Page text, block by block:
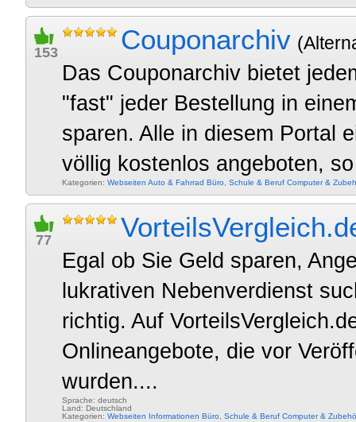
153 Couponarchiv
Das Couponarchiv bietet
"fast" jeder Bestellung in
sparen. Alle in diesem Portal
völlig kostenlos angeboten,
Kategorien: Webseiten Auto & Fahrrad Büro, Schule & Beruf Computer &
77
Egal ob Sie Geld sparen,
lukrativen Nebenverdienst
richtig. Auf
Onlineangebote, die vor
wurden....
Sprache: deutsch
Land: Deutschland
Kategorien: Webseiten Informationen Büro, Schule & Beruf Computer &